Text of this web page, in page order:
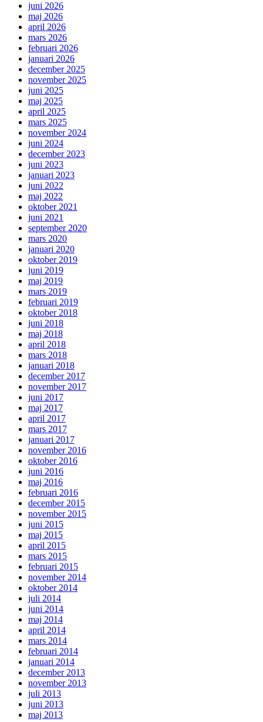
juni 2026
maj 2026
april 2026
mars 2026
februari 2026
januari 2026
december 2025
november 2025
juni 2025
maj 2025
april 2025
mars 2025
november 2024
juni 2024
december 2023
juni 2023
januari 2023
juni 2022
maj 2022
oktober 2021
juni 2021
september 2020
mars 2020
januari 2020
oktober 2019
juni 2019
maj 2019
mars 2019
februari 2019
oktober 2018
juni 2018
maj 2018
april 2018
mars 2018
januari 2018
december 2017
november 2017
juni 2017
maj 2017
april 2017
mars 2017
januari 2017
november 2016
oktober 2016
juni 2016
maj 2016
februari 2016
december 2015
november 2015
juni 2015
maj 2015
april 2015
mars 2015
februari 2015
november 2014
oktober 2014
juli 2014
juni 2014
maj 2014
april 2014
mars 2014
februari 2014
januari 2014
december 2013
november 2013
juli 2013
juni 2013
maj 2013